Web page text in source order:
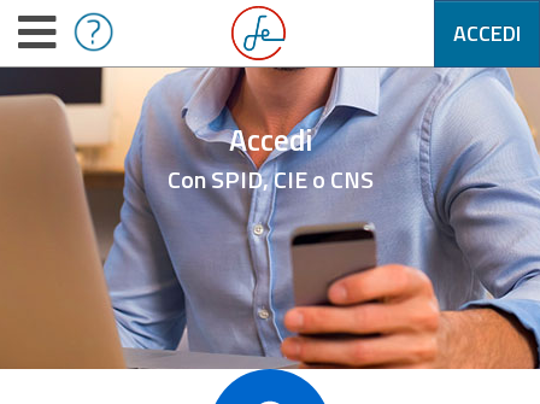
ACCEDI
Accedi
Con SPID, CIE o CNS